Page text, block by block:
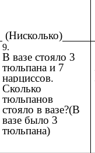
(Нисколько)
9.
В вазе стояло 3
тюльпана и 7
нарциссов.
Сколько
тюльпанов
стояло в вазе?(В
вазе было 3
тюльпана)